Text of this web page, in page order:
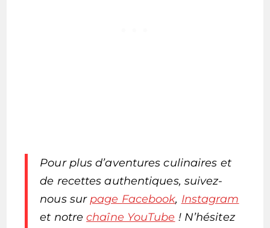
Pour plus d’aventures culinaires et
de recettes authentiques, suivez-
nous sur page Facebook, Instagram
et notrechaîne YouTube ! N’hésitez